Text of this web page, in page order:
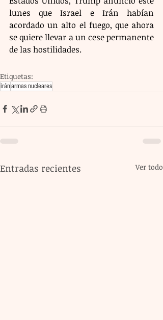
lunes que Israel e Irán habían
acordado un alto el fuego, que ahora
se quiere llevar a un cese permanente
de las hostilidades.
Etiquetas:
iránarmas nucleares
Entradas recientes Ver todo